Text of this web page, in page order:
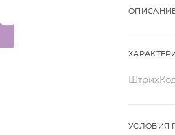
ШтрихКод
УСЛОВИЯ